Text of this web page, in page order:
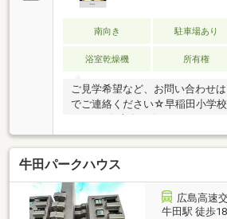
南向き 駐車場あり
浴室乾燥機 所有権
ご見学希望など、お問い合わせ
でご連絡ください☆早稲田小学校
陽当り良好☆閑静な住宅地☆シ
南面バルコニー☆温水洗浄便座
ーホン☆通風良好☆全居室フロー
牛田パークハウス
広島高速
牛田駅 徒歩